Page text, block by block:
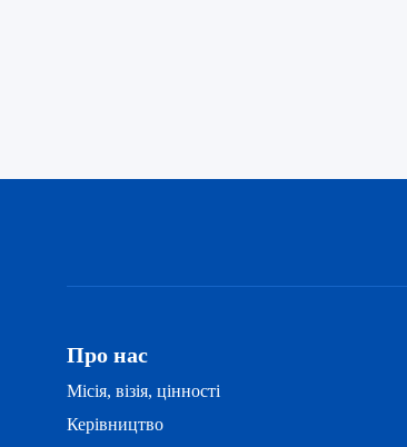
Про нас
Місія, візія, цінності
Керівництво